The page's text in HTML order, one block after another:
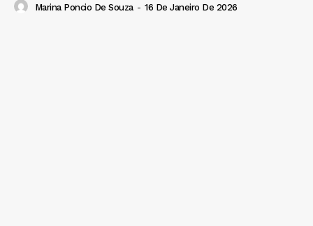
Marina Poncio De Souza - 16 De Janeiro De 2026